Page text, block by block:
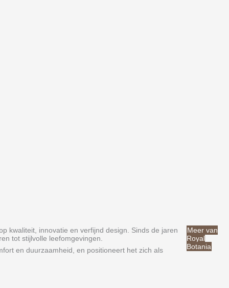
kwaliteit, innovatie en verfijnd design. Sinds de jaren
tot stijlvolle leefomgevingen.
en duurzaamheid, en positioneert het zich als
Meer van
Royal
Botania